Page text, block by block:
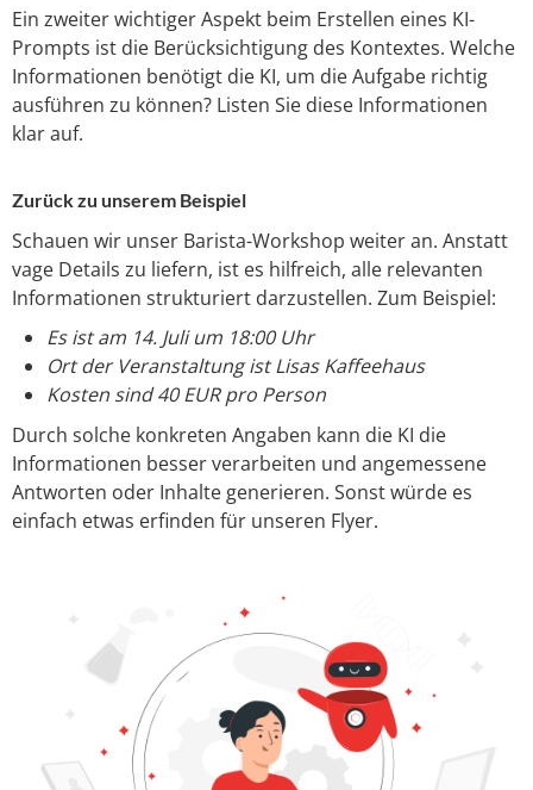
Ein zweiter wichtiger Aspekt beim Erstellen eines KI-
Prompts ist die Berücksichtigung des Kontextes. Welche
Informationen benötigt die KI, um die Aufgabe richtig
ausführen zu können? Listen Sie diese Informationen
klar auf.
Zurück zu unserem Beispiel
Schauen wir unser Barista-Workshop weiter an. Anstatt
vage Details zu liefern, ist es hilfreich, alle relevanten
Informationen strukturiert darzustellen. Zum Beispiel:
Es ist am 14. Juli um 18:00 Uhr
Ort der Veranstaltung ist Lisas Kaffeehaus
Kosten sind 40 EUR pro Person
Durch solche konkreten Angaben kann die KI die
Informationen besser verarbeiten und angemessene
Antworten oder Inhalte generieren. Sonst würde es
einfach etwas erfinden für unseren Flyer.